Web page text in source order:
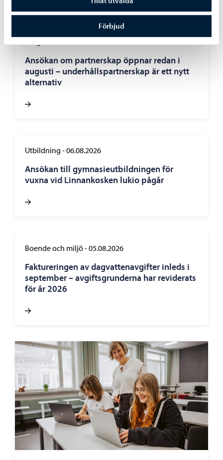
Förbjud
Liknande nyheter
Ansökan om partnerskap öppnar redan i
augusti – underhållspartnerskap är ett nytt
alternativ
Utbildning -06.08.2026
Ansökan till gymnasieutbildningen för
vuxna vid Linnankosken lukio pågår
Boende och miljö-05.08.2026
Faktureringen av dagvattenavgifter inleds i
september – avgiftsgrunderna har reviderats
för år 2026